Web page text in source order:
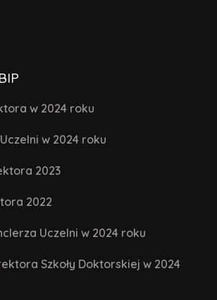
w 2024 roku
w 2024 roku
2023
2022
Uczelni w 2024 roku
Szkoły Doktorskiej w 2024